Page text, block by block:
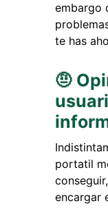
embargo
te has
🤨
portatil
encargar